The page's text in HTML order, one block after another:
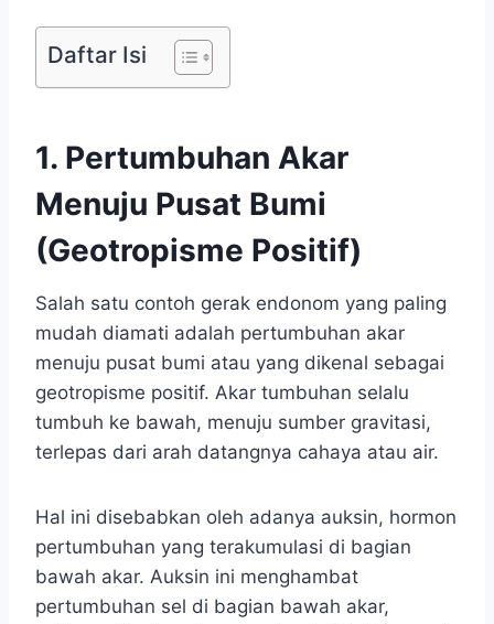
Daftar Isi
1. Pertumbuhan Akar
Menuju Pusat Bumi
(Geotropisme Positif)
Salah satu contoh gerak endonom yang paling
mudah diamati adalah pertumbuhan akar
menuju pusat bumi atau yang dikenal sebagai
geotropisme positif. Akar tumbuhan selalu
tumbuh ke bawah, menuju sumber gravitasi,
terlepas dari arah datangnya cahaya atau air.
Hal ini disebabkan oleh adanya auksin, hormon
pertumbuhan yang terakumulasi di bagian
bawah akar. Auksin ini menghambat
pertumbuhan sel di bagian bawah akar,